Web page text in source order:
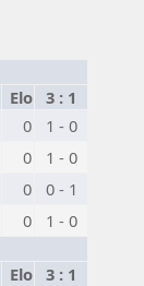
Elo 3 : 1
0
1 - 0
0
1 - 0
0
0 - 1
0
1 - 0
Elo 3 : 1